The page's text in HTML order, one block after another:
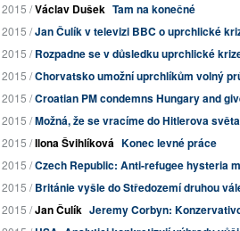
2015 /Václav Dušek Tam na konečné
2015 /Jan Čulík v televizi BBC o uprchlické
2015 /Rozpadne se v důsledku uprchlické
2015 /Chorvatsko umožní uprchlíkům volný
2015 /Croatian PM condemns Hungary and
2015 /Možná, že se vracíme do Hitlerova světa
2015 /Ilona Švihlíková Konec levné práce
2015 /Czech Republic: Anti-refugee hysteria
2015 /Británie vyšle do Středozemí druhou
2015 /Jan Čulík Jeremy Corbyn: